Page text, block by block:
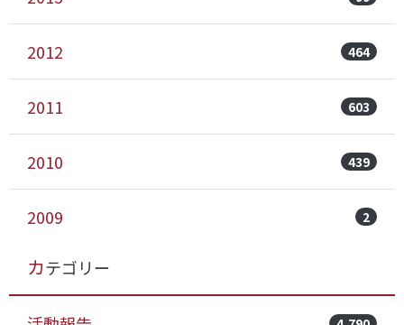
2012 464
2011 603
2010 439
2009 2
カテゴリー